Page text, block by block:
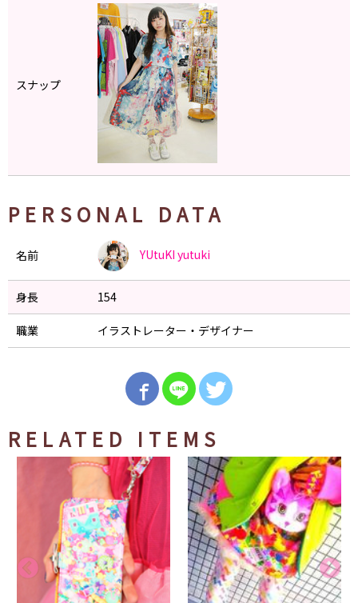
スナップ
PERSONAL DATA
名前 YUtuKI yutuki
身長 154
職業 イラストレーター・デザイナー
RELATED ITEMS